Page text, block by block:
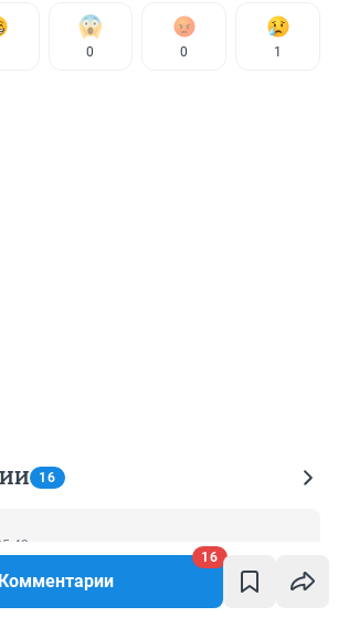
Комментарии
16
0 0 1
16
мир от нацизма. с заблудшими